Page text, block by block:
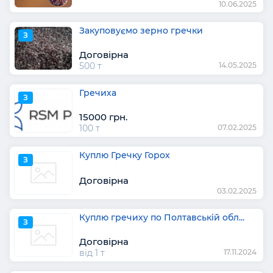
10.06.2025
З Закуповуємо зерно гречки
Договірна
500 т 14.05.2025
З Гречиха
15000 грн.
100 т 07.02.2025
З Куплю Гречку Горох
Договірна
03.02.2025
З Куплю гречиху по Полтавській обл...
Договірна
від 1 т 17.11.2024